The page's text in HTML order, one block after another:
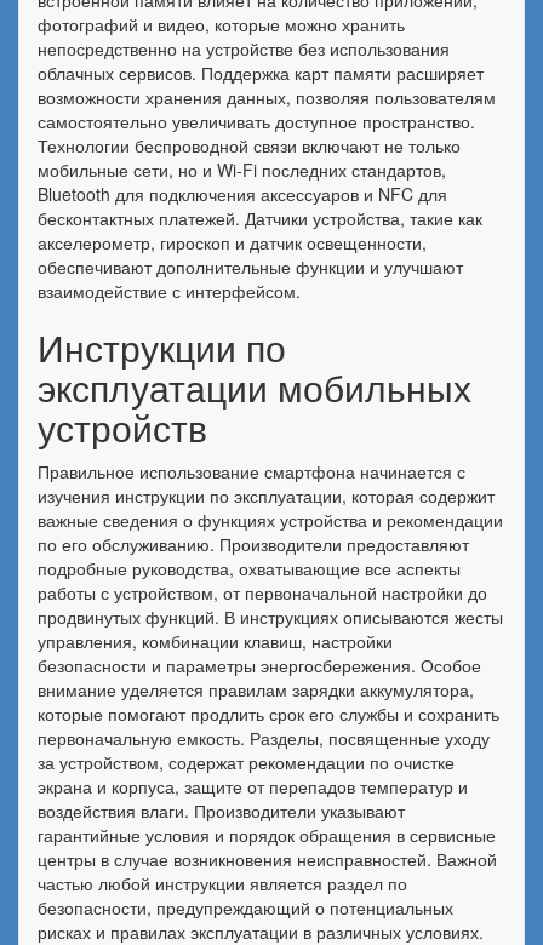
фотографий и видео, которые можно хранить
непосредственно на устройстве без использования
облачных сервисов. Поддержка карт памяти расширяет
возможности хранения данных, позволяя пользователям
самостоятельно увеличивать доступное пространство.
Технологии беспроводной связи включают не только
мобильные сети, но и Wi-Fi последних стандартов,
Bluetooth для подключения аксессуаров и NFC для
бесконтактных платежей. Датчики устройства, такие как
акселерометр, гироскоп и датчик освещенности,
обеспечивают дополнительные функции и улучшают
взаимодействие с интерфейсом.
Инструкции по
эксплуатации мобильных
устройств
Правильное использование смартфона начинается с
изучения инструкции по эксплуатации, которая содержит
важные сведения о функциях устройства и рекомендации
по его обслуживанию. Производители предоставляют
подробные руководства, охватывающие все аспекты
работы с устройством, от первоначальной настройки до
продвинутых функций. В инструкциях описываются жесты
управления, комбинации клавиш, настройки
безопасности и параметры энергосбережения. Особое
внимание уделяется правилам зарядки аккумулятора,
которые помогают продлить срок его службы и сохранить
первоначальную емкость. Разделы, посвященные уходу
за устройством, содержат рекомендации по очистке
экрана и корпуса, защите от перепадов температур и
воздействия влаги. Производители указывают
гарантийные условия и порядок обращения в сервисные
центры в случае возникновения неисправностей. Важной
частью любой инструкции является раздел по
безопасности, предупреждающий о потенциальных
рисках и правилах эксплуатации в различных условиях.